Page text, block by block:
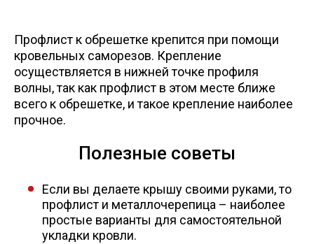
Профлист к обрешетке крепится при помощи
кровельных саморезов. Крепление
осуществляется в нижней точке профиля
волны, так как профлист в этом месте ближе
всего к обрешетке, и такое крепление наиболее
прочное.
Полезные советы
Если вы делаете крышу своими руками, то
профлист и металлочерепица – наиболее
простые варианты для самостоятельной
укладки кровли.